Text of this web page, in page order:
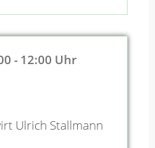
- 12:00 Uhr
Ulrich Stallmann